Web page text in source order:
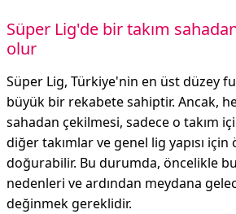
Süper Lig'de bir takım
olur
Süper Lig, Türkiye'nin en üst düzey
büyük bir rekabete sahiptir. Ancak,
sahadan çekilmesi, sadece o takım
diğer takımlar ve genel lig yapısı
doğurabilir. Bu durumda, öncelikle
nedenleri ve ardından meydana
değinmek gereklidir.